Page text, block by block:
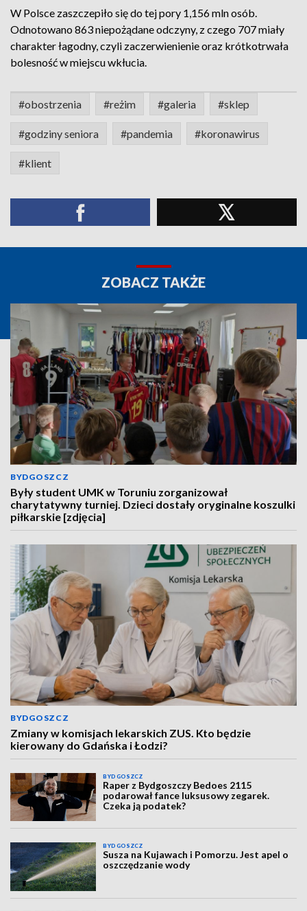
W Polsce zaszczepiło się do tej pory 1,156 mln osób.
Odnotowano 863 niepożądane odczyny, z czego 707 miały
charakter łagodny, czyli zaczerwienienie oraz krótkotrwała
bolesność w miejscu wkłucia.
#obostrzenia #reżim #galeria #sklep
#godziny seniora #pandemia #koronawirus
#klient
ZOBACZ TAKŻE
BYDGOSZCZ
Były student UMK w Toruniu zorganizował
charytatywny turniej. Dzieci dostały oryginalne koszulki
piłkarskie [zdjęcia]
BYDGOSZCZ
Zmiany w komisjach lekarskich ZUS. Kto będzie
kierowany do Gdańska i Łodzi?
BYDGOSZCZ
Raper z Bydgoszczy Bedoes 2115
podarował fance luksusowy zegarek.
Czeka ją podatek?
BYDGOSZCZ
Susza na Kujawach i Pomorzu. Jest apel o
oszczędzanie wody